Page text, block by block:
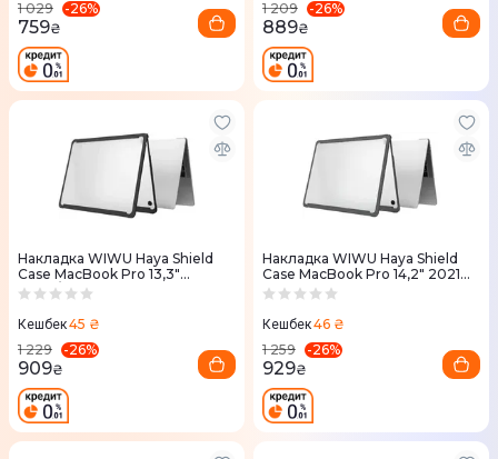
1 029
-26%
759₴
1 209
-26%
889₴
Накладка WIWU Haya Shield
Case MacBook Pro 13,3"
2020/2022 (black)
Кешбек45 ₴
1 229
-26%
909₴
Накладка WIWU Haya Shield
Case MacBook Pro 14,2" 2021
(gray)
Кешбек46 ₴
1 259
-26%
929₴